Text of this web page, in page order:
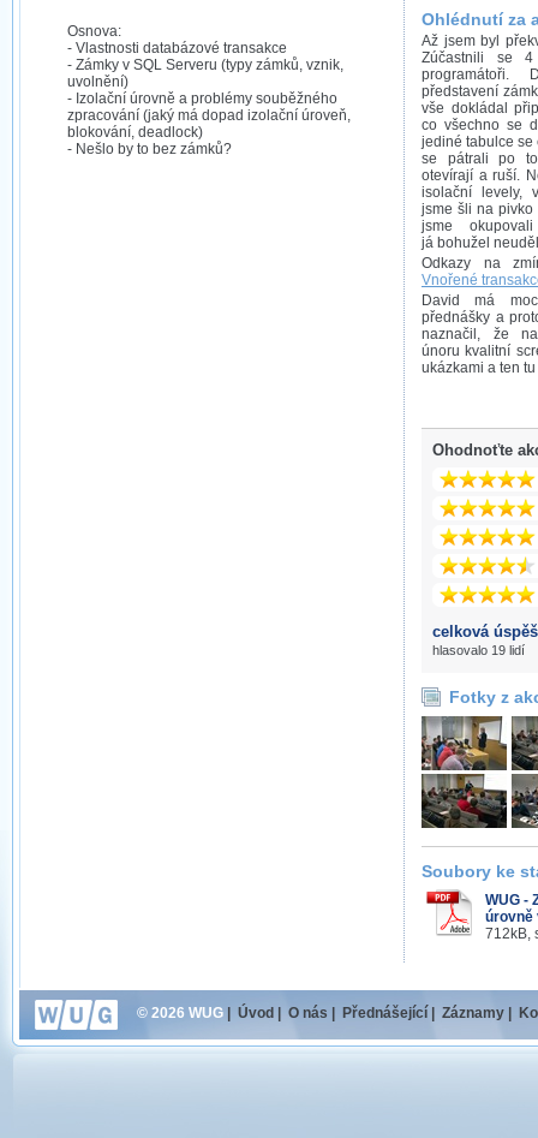
Osnova:
- Vlastnosti databázové transakce
- Zámky v SQL Serveru (typy zámků, vznik,
uvolnění)
- Izolační úrovně a problémy souběžného
zpracování (jaký má dopad izolační úroveň,
blokování, deadlock)
- Nešlo by to bez zámků?
Ohlédnutí za
Až jsem byl
Zúčastnili se
programátoři.
představení
vše dokládal
co všechno se
jediné tabulce se
se pátrali po
otevírají a ruší.
isolační levely,
jsme šli na pivko
jsme
já bohužel
Odkazy na
Vnořené
David má
přednášky a
naznačil, že
únoru kvalitní
ukázkami a ten
Ohodnoťte
celková
hlasovalo 19 lidí
Fotky z
Soubory ke
WUG -
úrovně
712kB,
© 2026 WUG Úvod O nás Přednášející Záznamy